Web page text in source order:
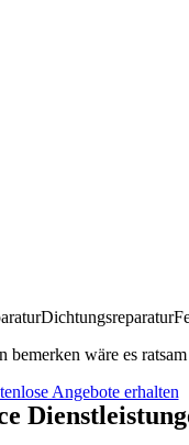
Dichtungsreparatur
bemerken wäre es
Angebote erhalten